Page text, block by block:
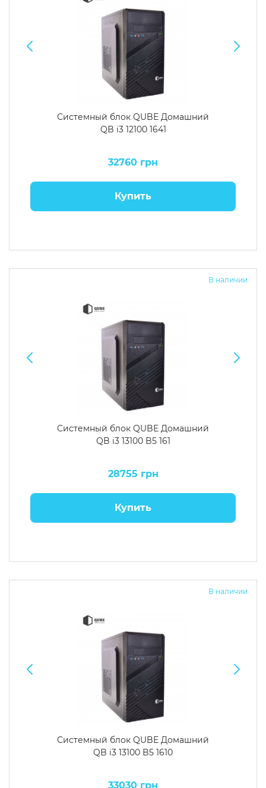
Системный блок QUBE Домашний
QB i3 12100 1641
32760 грн
Купить
В наличии
Системный блок QUBE Домашний
QB i3 13100 B5 161
28755 грн
Купить
В наличии
Системный блок QUBE Домашний
QB i3 13100 B5 1610
33030 грн